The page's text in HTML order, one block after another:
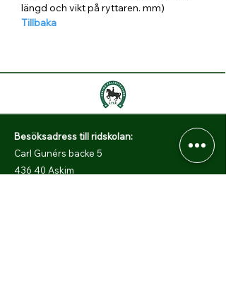
längd och vikt på ryttaren. mm)
Tillbaka
Besöksadress till ridskolan:
Carl Gunérs backe 5
436 40 Askim